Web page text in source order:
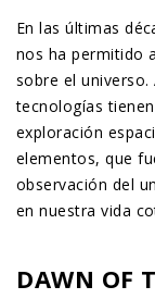
En las últimas
nos ha permitido
sobre el universo.
tecnologías
exploración
elementos, que
observación del
en nuestra vida
DAWN OF